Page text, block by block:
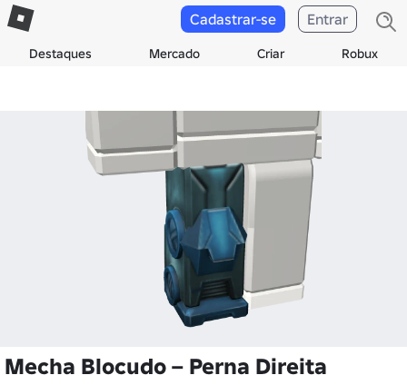
Destaques Mercado Criar Robux
Cadastrar-se Entrar
Mecha Blocudo – Perna Direita